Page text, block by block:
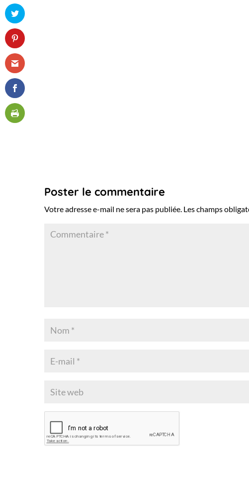
Poster le commentaire
Votre adresse e-mail ne sera pas publiée. Les champs